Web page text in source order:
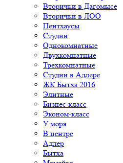
Вторички в Дагомысе
Вторички в ЛОО
Пентхаусы
Студии
Однокомнатные
Двухкомнатные
Трехкомнатные
Студии в Адлере
ЖК Бытха 2016
Элитные
Бизнес-класс
Эконом-класс
У моря
В центре
Адлер
Бытха